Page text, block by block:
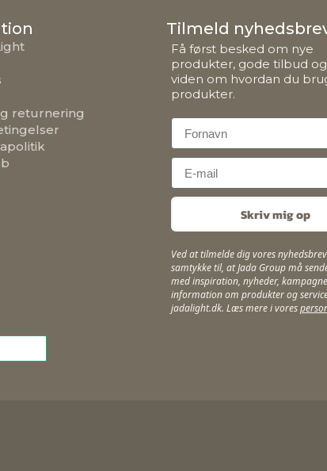
returnering
Tilmeld
Få først besked om nye
produkter, gode tilbud
viden om hvordan du
produkter.
First Name
Email
Skriv mig op
Ved at tilmelde dig vores
samtykke til, at Jada Group må
med inspiration, nyheder,
information om produkter og
jadalight.dk. Læs mere i vores